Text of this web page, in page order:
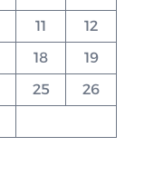
11
12
18
19
25
26